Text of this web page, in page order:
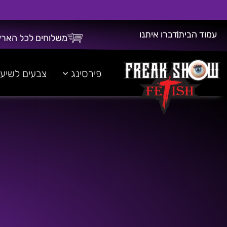
משלוח חינם על כל רכישה מעל 300 ש"ח!
עמוד הביתדברו איתנו משלוחים לכל
פירסינג צבעים